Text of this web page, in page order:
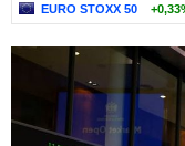
EURO STOXX 50